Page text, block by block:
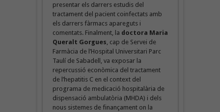
presentar els darrers estudis del
tractament del pacient coinfectats amb
els darrers fàrmacs apareguts i
comentats. Finalment, la doctora Maria
Queralt Gorgues , cap de Servei de
Farmàcia de l’Hospital Universitari Parc
Taulí de Sabadell, va exposar la
repercussió econòmica del tractament
de l’hepatitis C en el context del
programa de medicació hospitalària de
dispensació ambulatòria (MHDA) i dels
nous sistemes de finançament on la